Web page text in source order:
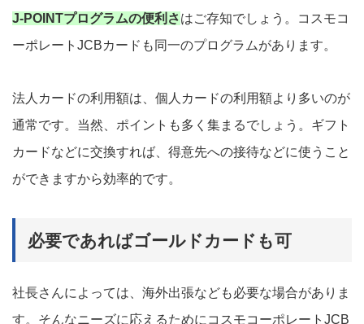
J-POINTプログラムの便利さはご存知でしょう。コスモコ
ーポレートJCBカードも同一のプログラムがあります。
法人カードの利用額は、個人カードの利用額より多いのが
通常です。当然、ポイントも多く集まるでしょう。ギフト
カードなどに交換すれば、得意先への接待などに使うこと
ができますから効率的です。
必要であればゴールドカードも可
社長さんによっては、海外出張なども必要な場合がありま
す。そんなニーズに応えるためにコスモコーポレートJCB